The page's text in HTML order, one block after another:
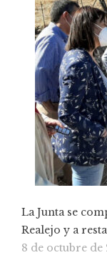
La Junta se
Realejo y a
8 de octubre de